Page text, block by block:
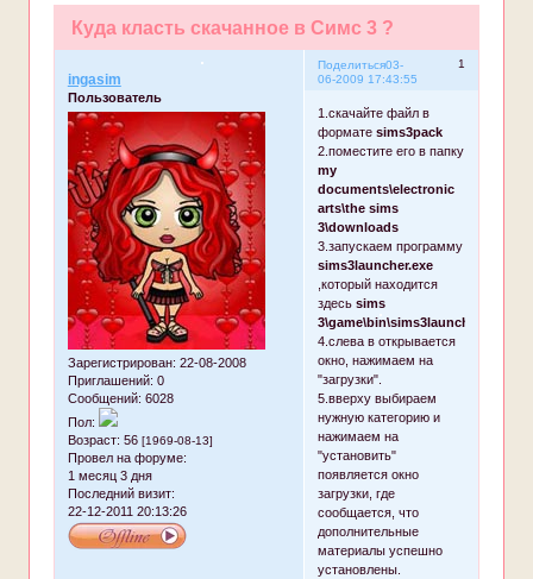
Куда класть скачанное в Симс 3 ?
Поделиться 1
03-
06-2009 17:43:55
ingasim
Пользователь
Зарегистрирован: 22-08-2008
Приглашений: 0
Сообщений: 6028
Пол:
Возраст: 56 [1969-08-13]
Провел на форуме:
1 месяц 3 дня
Последний визит:
22-12-2011 20:13:26
1.cкачайте файл в
формате sims3pack
2.поместите его в папку
my
documents\electronic
arts\the sims
3\downloads
3.запускаем программу
sims3launcher.exe
,который находится
здесьsims
3\game\bin\sims3launcher.exe
4.слева в открывaется
окнo, нажимаем на
"загрузки".
5.вверху выбираем
нужную категорию и
нажимаем на
"установить"
появляется окно
загрузки, где
сообщается, что
дополнительные
материалы успешно
установлены.